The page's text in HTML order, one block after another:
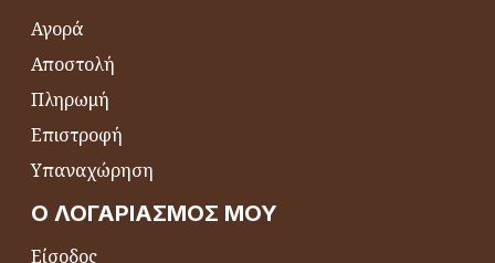
Αγορά
Αποστολή
Πληρωμή
Επιστροφή
Υπαναχώρηση
Ο ΛΟΓΑΡΙΑΣΜΌΣ ΜΟΥ
Είσοδος